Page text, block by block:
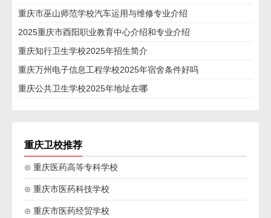
重庆市巫山师范学校汽车运用与维修专业介绍
2025重庆市酉阳职业教育中心介绍和专业介绍
重庆知行卫生学校2025年招生简介
重庆万州电子信息工程学校2025年宿舍条件好吗
重庆公共卫生学校2025年地址在哪
重庆卫校推荐
⊙ 重庆医药高等专科学校
⊙ 重庆市医药科技学校
⊙ 重庆市医药经贸学校